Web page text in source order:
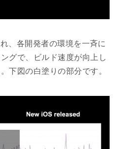
、各開発者の環境を一斉に
グで、ビルド速度が向上し
下図の白塗りの部分です。